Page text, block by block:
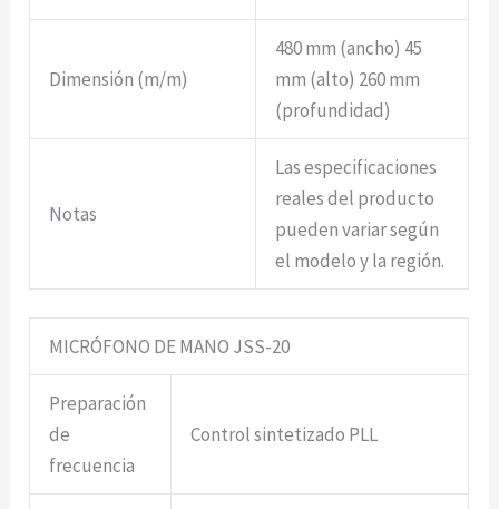
Dimensión (m/m)
480 mm (ancho) 45
mm (alto) 260 mm
(profundidad)
Notas
Las especificaciones
reales del producto
pueden variar según
el modelo y la región.
MICRÓFONO DE MANO JSS-20
Preparación
de
frecuencia
Control sintetizado PLL